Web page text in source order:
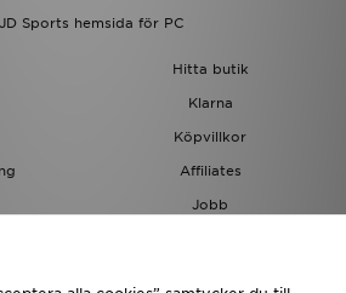
Sports hemsida för PC
Hitta butik
Klarna
Köpvillkor
Affiliates
Jobb